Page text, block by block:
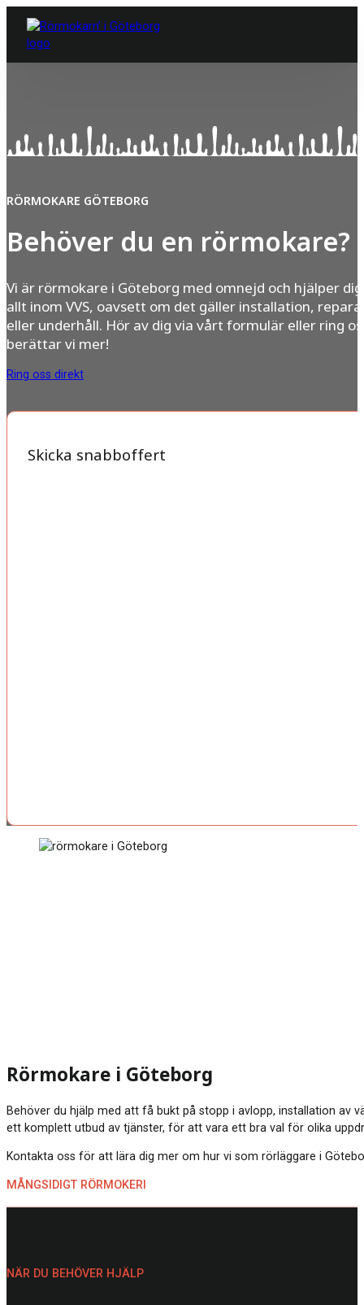
RÖRMOKARE GÖTEBORG
Behöver du en rörmokare?
Vi är rörmokare i Göteborg med omnejd och hjälper
allt inom VVS, oavsett om det gäller installation,
eller underhåll. Hör av dig via vårt formulär eller ring
berättar vi mer!
Ring oss direkt
Skicka snabboffert
Rörmokare i Göteborg
Behöver du hjälp med att få bukt på stopp i avlopp, installation av
ett komplett utbud av tjänster, för att vara ett bra val för olika
Kontakta oss för att lära dig mer om hur vi som rörläggare i
MÅNGSIDIGT RÖRMOKERI
NÄR DU BEHÖVER HJÄLP